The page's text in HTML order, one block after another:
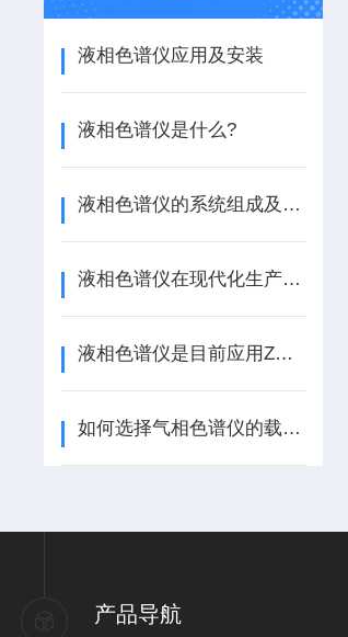
液相色谱仪应用及安装
液相色谱仪是什么?
液相色谱仪的系统组成及原理
液相色谱仪在现代化生产中的意义
液相色谱仪是目前应用Z多的色谱分析方法
如何选择气相色谱仪的载气？
产品导航